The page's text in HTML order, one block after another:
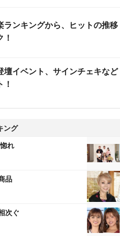
ランキングから、ヒットの推移
壇イベント、サインチェキなど
ング
れ
品
次ぐ